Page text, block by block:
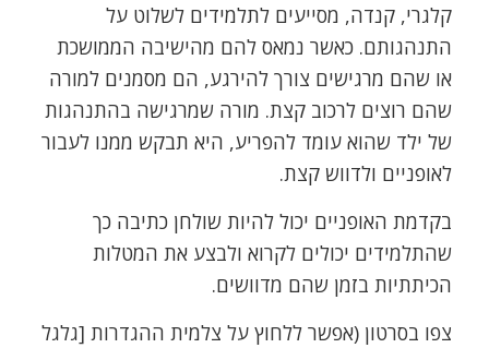
קלגרי, קנדה, מסייעים לתלמידים לשלוט על
התנהגותם. כאשר נמאס להם מהישיבה הממושכת
או שהם מרגישים צורך להירגע, הם מסמנים למורה
שהם רוצים לרכוב קצת. מורה שמרגישה בהתנהגות
של ילד שהוא עומד להפריע, היא תבקש ממנו לעבור
לאופניים ולדווש קצת.
בקדמת האופניים יכול להיות שולחן כתיבה כך
שהתלמידים יכולים לקרוא ולבצע את המטלות
הכיתתיות בזמן שהם מדוושים.
צפו בסרטון (אפשר ללחוץ על צלמית ההגדרות [גלגל